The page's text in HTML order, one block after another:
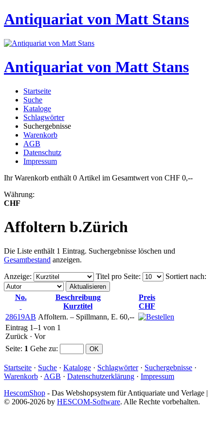
Antiquariat von Matt Stans
Antiquariat von Matt Stans
Startseite
Suche
Kataloge
Schlagwörter
Suchergebnisse
Warenkorb
AGB
Datenschutz
Impressum
Ihr Warenkorb enthält 0 Artikel im Gesamtwert von CHF 0,--
Währung:
CHF
Affoltern b.Zürich
Die Liste enthält 1 Eintrag. Suchergebnisse löschen und
Gesamtbestand anzeigen.
Anzeige: Titel pro Seite: Sortiert nach:
No.
Beschreibung
Kurztitel
Preis
CHF
28619AB Affoltern. – Spillmann, E. 60,--
Eintrag 1–1 von 1
Zurück · Vor
Seite: 1 Gehe zu:
Startseite · Suche · Kataloge · Schlagwörter· Suchergebnisse ·
Warenkorb · AGB · Datenschutzerklärung · Impressum
HescomShop - Das Webshopsystem für Antiquariate und Verlage |
© 2006-2026 by HESCOM-Software. Alle Rechte vorbehalten.